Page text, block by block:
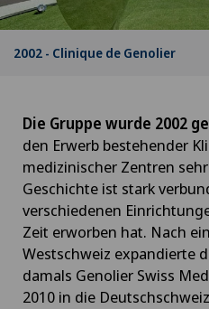
2002 - Clinique de Genolier
Die Gruppe wurde 2002
den Erwerb bestehender
medizinischer Zentren
Geschichte ist stark
verschiedenen
Zeit erworben hat. Nach
Westschweiz expandierte
damals Genolier Swiss
2010 in die